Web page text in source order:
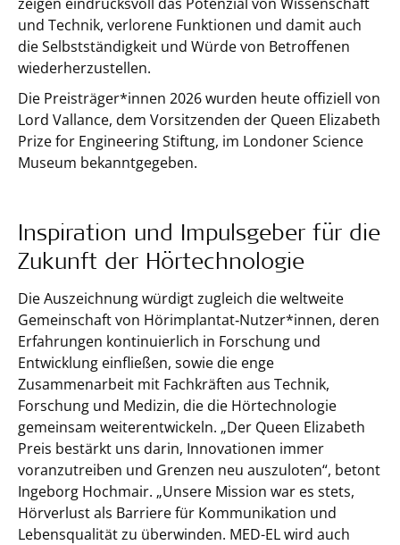
und Technik, verlorene Funktionen und damit auch
die Selbstständigkeit und Würde von Betroffenen
wiederherzustellen.
Die Preisträger*innen 2026 wurden heute offiziell von
Lord Vallance, dem Vorsitzenden der Queen Elizabeth
Prize for Engineering Stiftung, im Londoner Science
Museum bekanntgegeben.
Inspiration und Impulsgeber für die
Zukunft der Hörtechnologie
Die Auszeichnung würdigt zugleich die weltweite
Gemeinschaft von Hörimplantat‑Nutzer*innen, deren
Erfahrungen kontinuierlich in Forschung und
Entwicklung einfließen, sowie die enge
Zusammenarbeit mit Fachkräften aus Technik,
Forschung und Medizin, die die Hörtechnologie
gemeinsam weiterentwickeln. „Der Queen Elizabeth
Preis bestärkt uns darin, Innovationen immer
voranzutreiben und Grenzen neu auszuloten“, betont
Ingeborg Hochmair. „Unsere Mission war es stets,
Hörverlust als Barriere für Kommunikation und
Lebensqualität zu überwinden. MED-EL wird auch